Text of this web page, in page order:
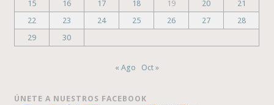
15
16 17 18 19 20
21
22
23 24 25 26 27
28
29
30
« Ago Oct »
ÚNETE A NUESTROS FACEBOOK